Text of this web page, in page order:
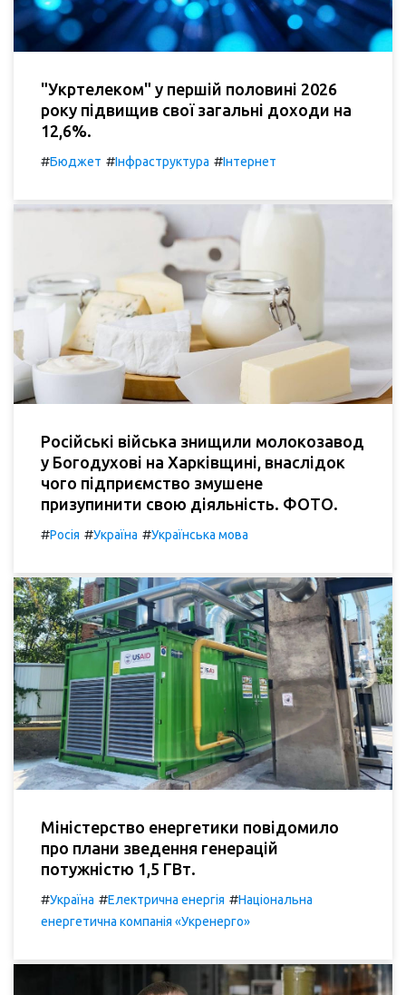
"Укртелеком" у першій половині 2026
року підвищив свої загальні доходи на
12,6%.
#Бюджет #Інфраструктура #Інтернет
Російські війська знищили молокозавод
у Богодухові на Харківщині, внаслідок
чого підприємство змушене
призупинити свою діяльність. ФОТО.
#Росія #Україна #Українська мова
Міністерство енергетики повідомило
про плани зведення генерацій
потужністю 1,5 ГВт.
#Україна #Електрична енергія #Національна
енергетична компанія «Укренерго»